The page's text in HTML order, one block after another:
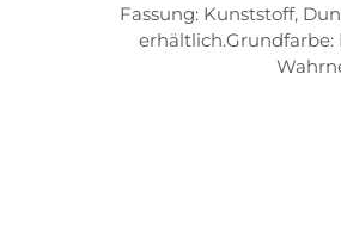
Fassung: Kunststoff,
erhältlich.Grundfarbe: